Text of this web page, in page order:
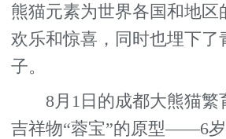
熊猫元素为世界各国和地区
欢乐和惊喜，同时也埋下了
子。
8月1日的成都大熊猫繁
吉祥物“蓉宝”的原型——6